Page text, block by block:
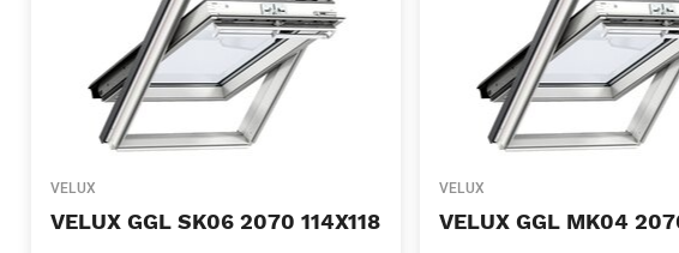
VELUX
VELUX GGL SK06 2070 114X118
VELUX
VELUX GGL MK04